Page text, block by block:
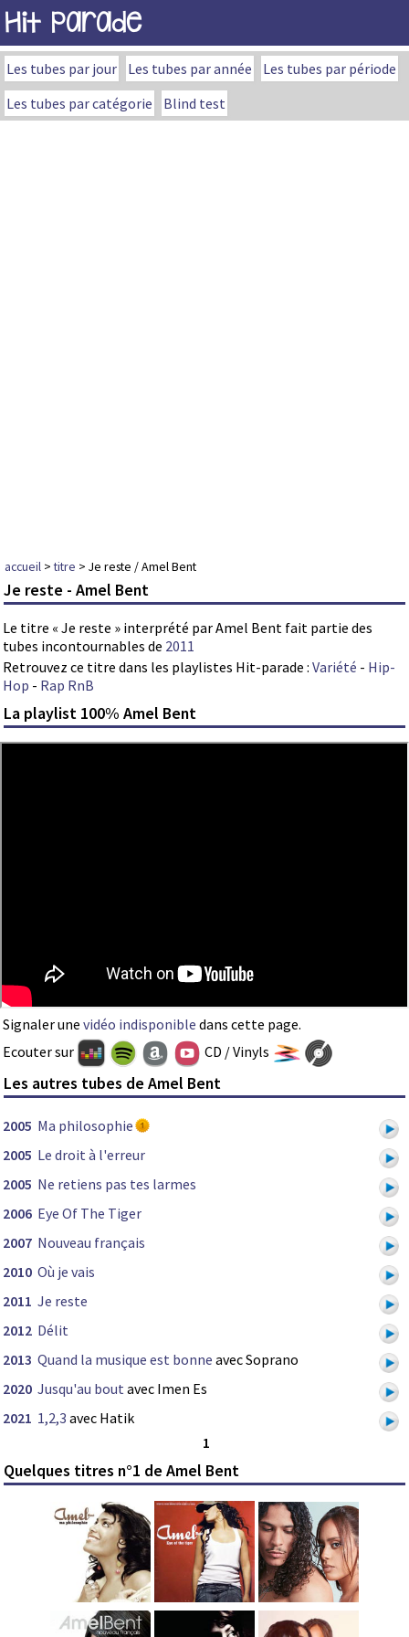
Hit Parade
Les tubes par jour Les tubes par année
Les tubes par période
Les tubes par catégorie
Blind test
accueil >titre > Je reste / Amel Bent
Je reste - Amel Bent
Le titre « Je reste » interprété par Amel Bent fait partie des
tubes incontournables de 2011
Retrouvez ce titre dans les playlistes Hit-parade : Variété - Hip-
Hop - Rap RnB
La playlist 100% Amel Bent
Signaler une vidéo indisponible dans cette page.
Ecouter sur
CD / Vinyls
Les autres tubes de Amel Bent
2005 Ma philosophie
2005 Le droit à l'erreur
2005 Ne retiens pas tes larmes
2006 Eye Of The Tiger
2007 Nouveau français
2010 Où je vais
2011 Je reste
2012 Délit
2013 Quand la musique est bonne avec Soprano
2020 Jusqu'au bout avec Imen Es
2021 1,2,3 avec Hatik
1
Quelques titres n°1 de Amel Bent